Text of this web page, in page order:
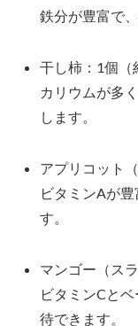
鉄分が豊富で
干し柿：1個（
カリウムが多
します。
アプリコット
ビタミンAが
す。
マンゴー（ス
ビタミンCと
待できます。